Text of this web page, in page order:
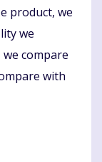
product, we
we
compare
with